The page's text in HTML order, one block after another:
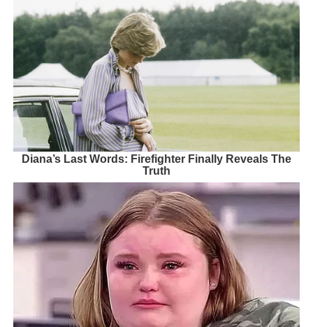
Diana’s Last Words: Firefighter Finally Reveals The
Truth